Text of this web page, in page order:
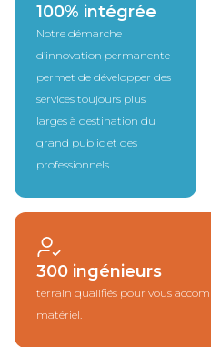
100% intégrée
Notre démarche
d’innovation permanente
permet de développer des
services toujours plus
larges à destination du
grand public et des
professionnels.
300 ingénieurs
terrain qualifiés pour vous
matériel.